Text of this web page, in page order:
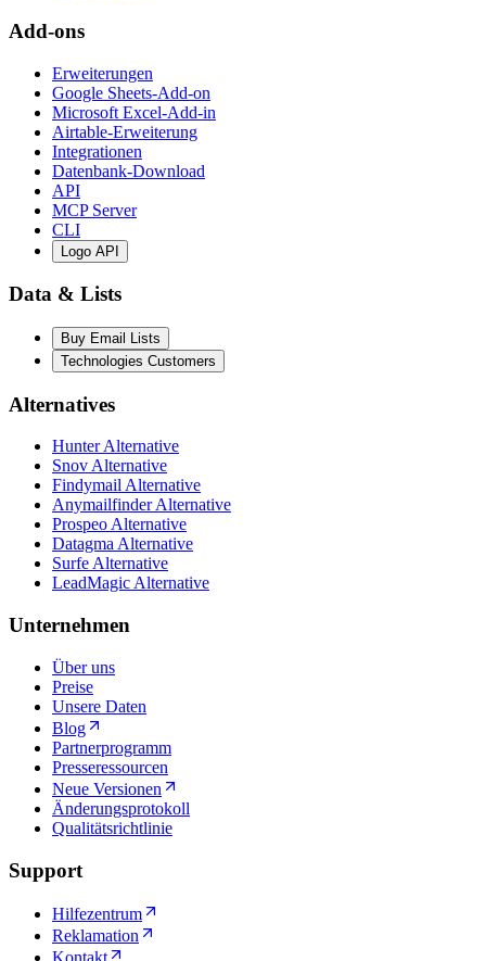
Add-ons
Erweiterungen
Google Sheets-Add-on
Microsoft Excel-Add-in
Airtable-Erweiterung
Integrationen
Datenbank-Download
API
MCP Server
CLI
Logo API
Data & Lists
Buy Email Lists
Technologies Customers
Alternatives
Hunter Alternative
Snov Alternative
Findymail Alternative
Anymailfinder Alternative
Prospeo Alternative
Datagma Alternative
Surfe Alternative
LeadMagic Alternative
Unternehmen
Über uns
Preise
Unsere Daten
Blog
Partnerprogramm
Presseressourcen
Neue Versionen
Änderungsprotokoll
Qualitätsrichtlinie
Support
Hilfezentrum
Reklamation